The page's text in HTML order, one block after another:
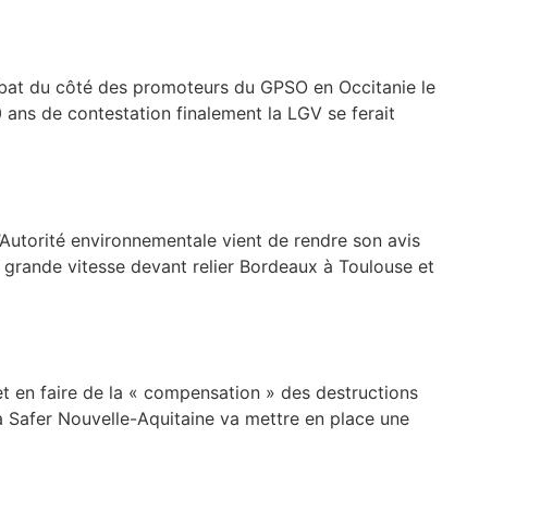
du côté des promoteurs du GPSO en Occitanie le
de contestation finalement la LGV se ferait
environnementale vient de rendre son avis
vitesse devant relier Bordeaux à Toulouse et
en faire de la « compensation » des destructions
Nouvelle-Aquitaine va mettre en place une